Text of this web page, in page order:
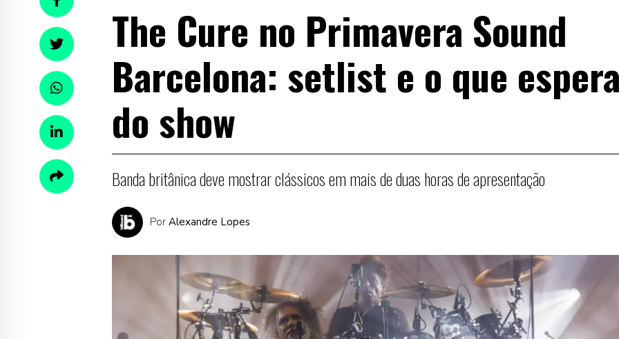
The Cure no Primavera Sound
Barcelona: setlist e o que
do show
Banda britânica deve mostrar clássicos em mais de duas horas de apresentação
Por Alexandre Lopes